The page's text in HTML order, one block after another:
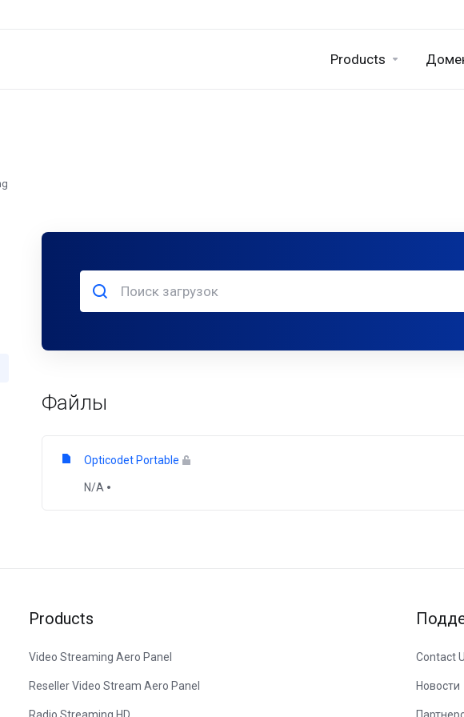
Products
Файлы
Opticodet Portable
N/A
Products
Video Streaming Aero Panel
Reseller Video Stream Aero Panel
Contact
Новости